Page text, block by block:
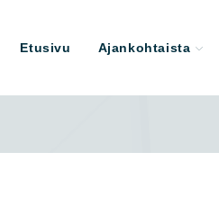
Etusivu Ajankohtaista